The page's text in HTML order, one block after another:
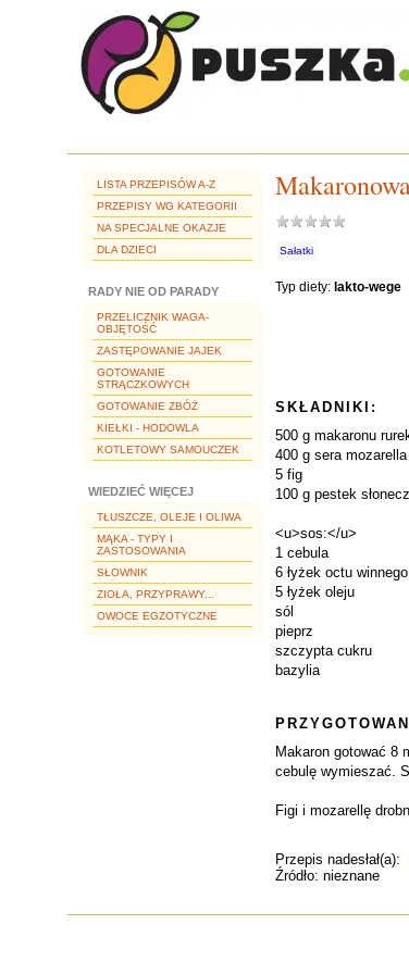
LISTA PRZEPISÓW A-Z
PRZEPISY WG KATEGORII
NA SPECJALNE OKAZJE
DLA DZIECI
RADY NIE OD PARADY
PRZELICZNIK WAGA-
OBJĘTOŚĆ
ZASTĘPOWANIE JAJEK
GOTOWANIE
STRĄCZKOWYCH
GOTOWANIE ZBÓŻ
KIEŁKI - HODOWLA
KOTLETOWY SAMOUCZEK
WIEDZIEĆ WIĘCEJ
TŁUSZCZE, OLEJE I OLIWA
MĄKA - TYPY I
ZASTOSOWANIA
SŁOWNIK
ZIOŁA, PRZYPRAWY...
OWOCE EGZOTYCZNE
Sałatki
Typ diety: lakto-wege
SKŁADNIKI:
500 g makaronu
400 g sera mozarella
5 fig
100 g pestek
<u>sos:</u>
1 cebula
6 łyżek octu winnego
5 łyżek oleju
sól
pieprz
szczypta cukru
bazylia
Makaron gotować 8
cebulę wymieszać.
Figi i mozarellę
Przepis nadesłał(a):
Źródło: nieznane